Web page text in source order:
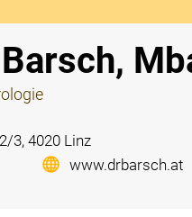
3, 4020 Linz
www.drbarsch.at